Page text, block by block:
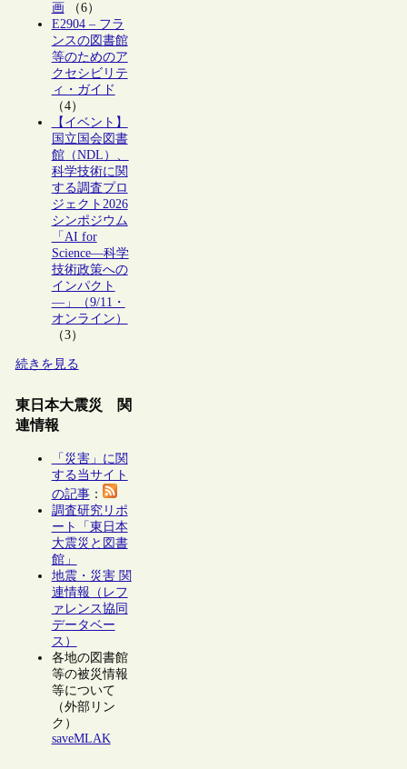
画 （6）
E2904 – フラ
ンスの図書館
等のためのア
クセシビリテ
ィ・ガイド
（4）
【イベント】
国立国会図書
館（NDL）、
科学技術に関
する調査プロ
ジェクト2026
シンポジウム
「AI for
Science―科学
技術政策への
インパクト
―」（9/11・
オンライン）
（3）
続きを見る
東日本大震災 関
連情報
「災害」に関
する当サイト
の記事：
調査研究リポ
ート「東日本
大震災と図書
館」
地震・災害 関
連情報（レフ
ァレンス協同
データベー
ス）
各地の図書館
等の被災情報
等について
（外部リン
ク）
saveMLAK